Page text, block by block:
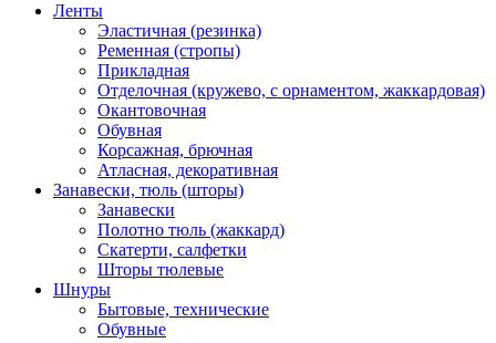
Ленты
Эластичная (резинка)
Ременная (стропы)
Прикладная
Отделочная (кружево, с орнаментом, жаккардовая)
Окантовочная
Обувная
Корсажная, брючная
Атласная, декоративная
Занавески, тюль (шторы)
Занавески
Полотно тюль (жаккард)
Скатерти, салфетки
Шторы тюлевые
Шнуры
Бытовые, технические
Обувные